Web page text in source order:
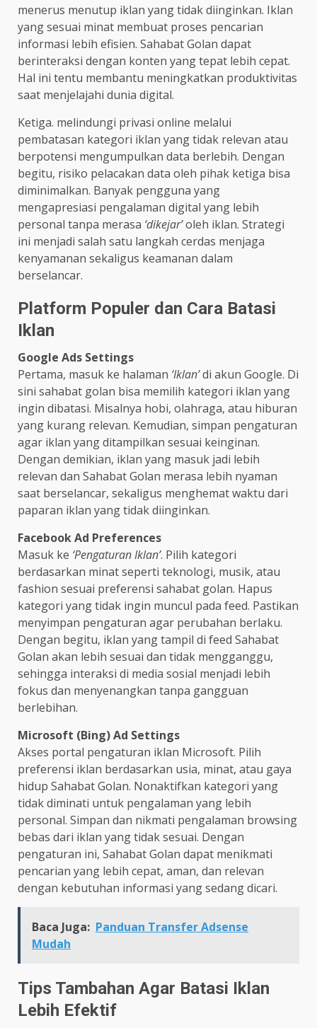
menerus menutup iklan yang tidak diinginkan. Iklan
yang sesuai minat membuat proses pencarian
informasi lebih efisien. Sahabat Golan dapat
berinteraksi dengan konten yang tepat lebih cepat.
Hal ini tentu membantu meningkatkan produktivitas
saat menjelajahi dunia digital.
Ketiga. melindungi privasi online melalui
pembatasan kategori iklan yang tidak relevan atau
berpotensi mengumpulkan data berlebih. Dengan
begitu, risiko pelacakan data oleh pihak ketiga bisa
diminimalkan. Banyak pengguna yang
mengapresiasi pengalaman digital yang lebih
personal tanpa merasa ‘dikejar’oleh iklan. Strategi
ini menjadi salah satu langkah cerdas menjaga
kenyamanan sekaligus keamanan dalam
berselancar.
Platform Populer dan Cara Batasi
Iklan
Google Ads Settings
Pertama, masuk ke halaman ‘Iklan’di akun Google. Di
sini sahabat golan bisa memilih kategori iklan yang
ingin dibatasi. Misalnya hobi, olahraga, atau hiburan
yang kurang relevan. Kemudian, simpan pengaturan
agar iklan yang ditampilkan sesuai keinginan.
Dengan demikian, iklan yang masuk jadi lebih
relevan dan Sahabat Golan merasa lebih nyaman
saat berselancar, sekaligus menghemat waktu dari
paparan iklan yang tidak diinginkan.
Facebook Ad Preferences
Masuk ke ‘Pengaturan Iklan’. Pilih kategori
berdasarkan minat seperti teknologi, musik, atau
fashion sesuai preferensi sahabat golan. Hapus
kategori yang tidak ingin muncul pada feed. Pastikan
menyimpan pengaturan agar perubahan berlaku.
Dengan begitu, iklan yang tampil di feed Sahabat
Golan akan lebih sesuai dan tidak mengganggu,
sehingga interaksi di media sosial menjadi lebih
fokus dan menyenangkan tanpa gangguan
berlebihan.
Microsoft (Bing) Ad Settings
Akses portal pengaturan iklan Microsoft. Pilih
preferensi iklan berdasarkan usia, minat, atau gaya
hidup Sahabat Golan. Nonaktifkan kategori yang
tidak diminati untuk pengalaman yang lebih
personal. Simpan dan nikmati pengalaman browsing
bebas dari iklan yang tidak sesuai. Dengan
pengaturan ini, Sahabat Golan dapat menikmati
pencarian yang lebih cepat, aman, dan relevan
dengan kebutuhan informasi yang sedang dicari.
Baca Juga: Panduan Transfer Adsense
Mudah
Tips Tambahan Agar Batasi Iklan
Lebih Efektif